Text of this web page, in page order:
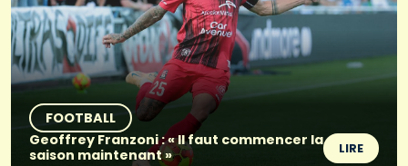
FOOTBALL
Geoffrey Franzoni : « Il faut commencer la
saison maintenant »
LIRE